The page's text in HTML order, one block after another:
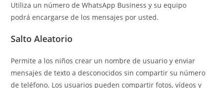
Utiliza un número de WhatsApp Business y su equipo
podrá encargarse de los mensajes por usted.
Salto Aleatorio
Permite a los niños crear un nombre de usuario y enviar
mensajes de texto a desconocidos sin compartir su número
de teléfono. Los usuarios pueden compartir fotos, vídeos y